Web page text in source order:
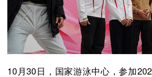
10月30日，国家游泳中心，参加